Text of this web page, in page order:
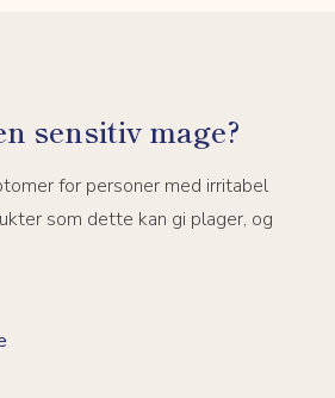
sensitiv mage?
for personer med irritabel
som dette kan gi plager, og